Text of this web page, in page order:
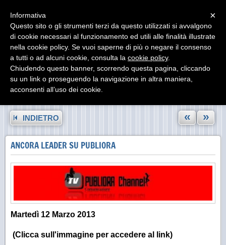
INDIETRO « »
ANCORA LEADER SU PUBLIORA
Martedì 12 Marzo 2013
(Clicca sull'immagine per accedere al link)
×
Informativa
Questo sito o gli strumenti terzi da questo utilizzati si avvalgono
di cookie necessari al funzionamento ed utili alle finalità illustrate
nella cookie policy. Se vuoi saperne di più o negare il consenso
a tutti o ad alcuni cookie, consulta la cookie policy.
Chiudendo questo banner, scorrendo questa pagina, cliccando
su un link o proseguendo la navigazione in altra maniera,
acconsenti all’uso dei cookie.